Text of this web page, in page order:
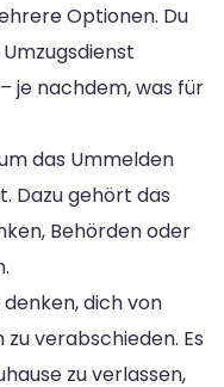
Optionen. Du
je nachdem, was für
das Ummelden
Dazu gehört das
Behörden oder
dich von
verabschieden. Es
zu verlassen,